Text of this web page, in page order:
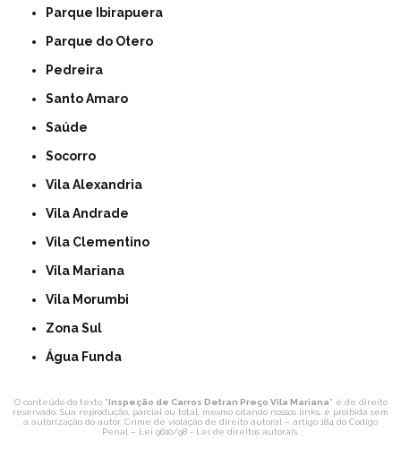
Parque Ibirapuera
Parque do Otero
Pedreira
Santo Amaro
Saúde
Socorro
Vila Alexandria
Vila Andrade
Vila Clementino
Vila Mariana
Vila Morumbi
Zona Sul
Água Funda
O conteúdo do texto "Inspeção de Carros Detran Preço Vila Mariana" é de direito
reservado. Sua reprodução, parcial ou total, mesmo citando nossos links, é proibida sem
a autorização do autor. Crime de violação de direito autoral – artigo 184 do Código
Penal – Lei 9610/98 - Lei de direitos autorais.